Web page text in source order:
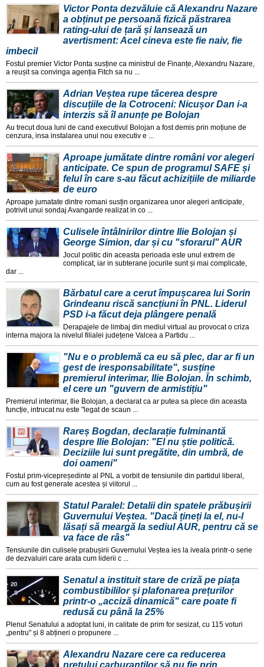
Victor Ponta dezvăluie că Alexandru Nazare
a obținut pe persoană fizică păstrarea
rating-ului de țară și lansează un
avertisment: Acel cineva este fie naiv, fie
imbecil
Fostul premier Victor Ponta susține ca ministrul de Finanțe, Alexandru Nazare,
a reușit sa convinga agenția Fitch sa nu ...
Adrian Veștea rupe tăcerea despre
discuțiile de la Cotroceni: Nicușor Dan i-a
interzis să îl anunțe pe Bolojan
Au trecut doua luni de cand executivul Bolojan a fost demis prin moțiune de
cenzura, insa instalarea unui nou executiv e ...
Aproape jumătate dintre români vor alegeri
anticipate. Ce spun de programul SAFE și
felul în care s-au făcut achizițiile de miliarde
de euro
Aproape jumatate dintre romani susțin organizarea unor alegeri anticipate,
potrivit unui sondaj Avangarde realizat in co ...
Culisele întâlnirilor dintre Ilie Bolojan și
George Simion, dar și cu "sforarul" AUR
Jocul politic din aceasta perioada este unul extrem de
complicat, iar in subterane jocurile sunt și mai complicate,
dar ...
Bărbatul care a cerut împușcarea lui Sorin
Grindeanu riscă sancțiuni în PNL. Liderul
PSD i-a făcut deja plângere penală
Derapajele de limbaj din mediul virtual au provocat o criza
interna majora la nivelul filialei județene Valcea a Partidu ...
"Nu e o problemă ca eu să plec, dar ar fi un
gest de iresponsabilitate", susține
premierul interimar, Ilie Bolojan. În schimb,
el cere un "guvern de armistițiu"
Premierul interimar, Ilie Bolojan, a declarat ca ar putea sa plece din aceasta
funcție, intrucat nu este "legat de scaun ...
Rareș Bogdan, declarație fulminantă
despre Ilie Bolojan: "El nu știe politică.
Deciziile lui sunt pregătite, din umbră, de
doi oameni"
Fostul prim-vicepreședinte al PNL a vorbit de tensiunile din partidul liberal,
cum au fost generate acestea și viitorul ...
Statul Paralel: Detalii din spatele prăbușirii
Guvernului Veștea. "Dacă țineți la el, nu-l
lăsați să meargă la sediul AUR, pentru că se
va face de râs"
Tensiunile din culisele prabușirii Guvernului Veștea ies la iveala printr-o serie
de dezvaluiri care arata cum liderii c ...
Senatul a instituit stare de criză pe piața
combustibililor și plafonarea prețurilor
printr-o „acciză dinamică" care poate fi
redusă cu până la 25%
Plenul Senatului a adoptat luni, in calitate de prim for sesizat, cu 115 voturi
„pentru" și 8 abțineri o propunere ...
Alexandru Nazare cere ca reducerea